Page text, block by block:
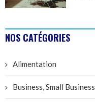
NOS CATÉGORIES
Alimentation
Business, Small Business